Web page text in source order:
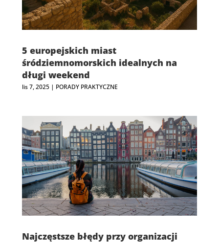
5 europejskich miast
śródziemnomorskich idealnych na
długi weekend
lis 7, 2025| PORADY PRAKTYCZNE
Najczęstsze błędy przy organizacji